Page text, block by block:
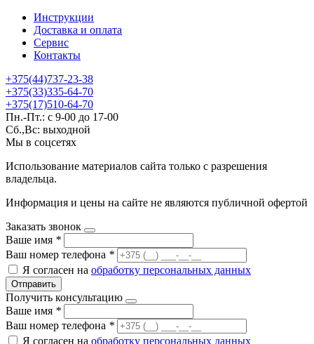
Инструкции
Доставка и оплата
Сервис
Контакты
+375(44)737-23-38
+375(33)335-64-70
+375(17)510-64-70
Пн.-Пт.: с 9-00 до 17-00
Сб.,Вс: выходной
Мы в соцсетях
Использование материалов сайта только с разрешения
владельца.
Информация и цены на сайте не являются публичной офертой
Заказать звонок
Ваше имя *
Ваш номер телефона *
Я согласен на обработку персональных данных
Отправить
Получить консультацию
Ваше имя *
Ваш номер телефона *
Я согласен на обработку персональных данных